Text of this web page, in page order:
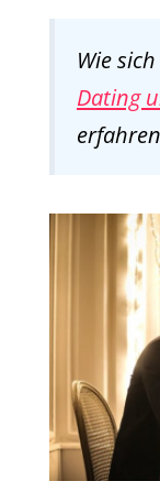
Wie sich
Dating